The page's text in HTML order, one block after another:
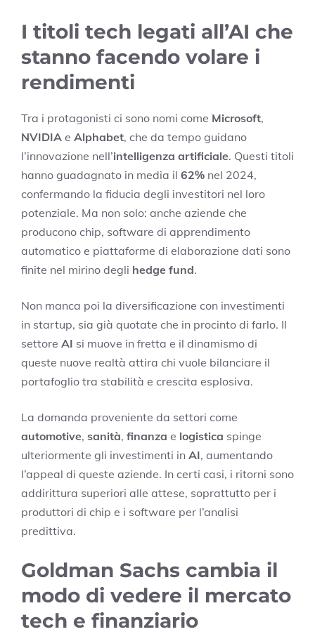
I titoli tech legati all’AI che
stanno facendo volare i
rendimenti
Tra i protagonisti ci sono nomi come Microsoft,
NVIDIA e Alphabet, che da tempo guidano
l’innovazione nell’intelligenza artificiale. Questi titoli
hanno guadagnato in media il 62% nel 2024,
confermando la fiducia degli investitori nel loro
potenziale. Ma non solo: anche aziende che
producono chip, software di apprendimento
automatico e piattaforme di elaborazione dati sono
finite nel mirino degli hedge fund.
Non manca poi la diversificazione con investimenti
in startup, sia già quotate che in procinto di farlo. Il
settore AI si muove in fretta e il dinamismo di
queste nuove realtà attira chi vuole bilanciare il
portafoglio tra stabilità e crescita esplosiva.
La domanda proveniente da settori come
automotive, sanità, finanza e logistica spinge
ulteriormente gli investimenti in AI, aumentando
l’appeal di queste aziende. In certi casi, i ritorni sono
addirittura superiori alle attese, soprattutto per i
produttori di chip e i software per l’analisi
predittiva.
Goldman Sachs cambia il
modo di vedere il mercato
tech e finanziario